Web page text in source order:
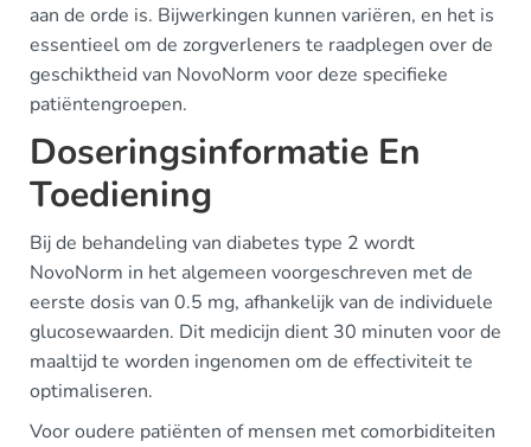
aan de orde is. Bijwerkingen kunnen variëren, en het is
essentieel om de zorgverleners te raadplegen over de
geschiktheid van NovoNorm voor deze specifieke
patiëntengroepen.
Doseringsinformatie En
Toediening
Bij de behandeling van diabetes type 2 wordt
NovoNorm in het algemeen voorgeschreven met de
eerste dosis van 0.5 mg, afhankelijk van de individuele
glucosewaarden. Dit medicijn dient 30 minuten voor de
maaltijd te worden ingenomen om de effectiviteit te
optimaliseren.
Voor oudere patiënten of mensen met comorbiditeiten